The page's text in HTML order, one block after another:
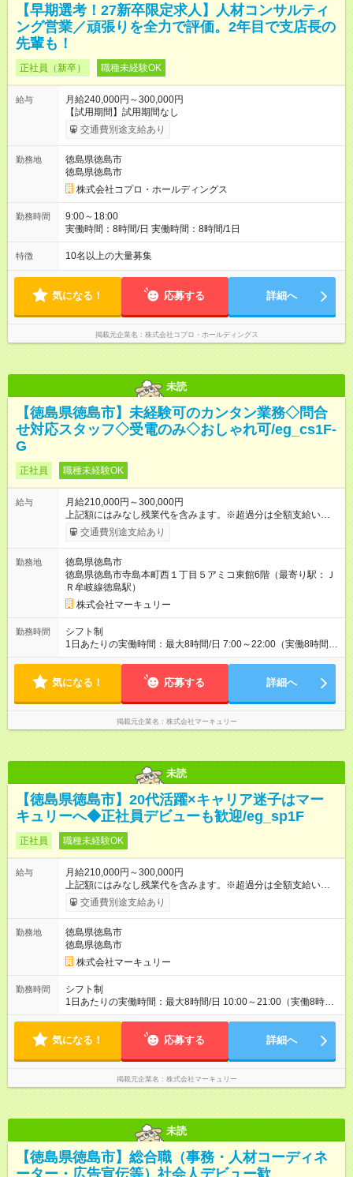
【早期選考！27新卒限定求人】人材コンサルティ
ング営業／頑張りを全力で評価。2年目で支店長の
先輩も！
正社員（新卒） 職種未経験OK
給与
月給240,000円～300,000円
【試用期間】試用期間なし
交通費別途支給あり
勤務地
徳島県徳島市
徳島県徳島市
株式会社コプロ・ホールディングス
勤務時間
9:00～18:00
実働時間：8時間/日 実働時間：8時間/1日
特徴 10名以上の大量募集
気になる！ 応募する 詳細へ
掲載元企業名 株式会社コプロ・ホールディングス
未読
【徳島県徳島市】未経験可のカンタン業務◇問合
せ対応スタッフ◇受電のみ◇おしゃれ可/eg_cs1F-
G
正社員 職種未経験OK
給与
月給210,000円～300,000円
上記額にはみなし残業代を含みます。※超過分は全額支給いたし
ます。 みなし残業代 14,543円／月 みなし残業時間 10時間／月
※能力やスキルを考慮の上、当社規程により決定します。 【試
は本採用時と同じです。
交通費別途支給あり
勤務地
徳島県徳島市
徳島県徳島市寺島本町西１丁目５アミコ東館6階（最寄り駅：Ｊ
Ｒ牟岐線徳島駅）
株式会社マーキュリー
勤務時間
シフト制
1日あたりの実働時間：最大8時間/日 7:00～22:00（実働8時間／
休憩1時間） ■週5勤務となります。 ■車通勤OK ■希望休あり
気になる！ 応募する 詳細へ
掲載元企業名 株式会社マーキュリー
未読
【徳島県徳島市】20代活躍×キャリア迷子はマー
キュリーへ◆正社員デビューも歓迎/eg_sp1F
正社員 職種未経験OK
給与
月給210,000円～300,000円
上記額にはみなし残業代を含みます。※超過分は全額支給いたし
ます。 みなし残業代 14,543円 以上／月 みなし残業時間 10時間
／月 ※能力やスキルを考慮の上、当社規程により決定します。
ます。超過分は全額支給します。 ＜1人ひとりの成長・頑張りを
評価＞ 毎年半期ごとに 評価制度を実施しています。 ビジネスマ
ナーやコンプライアンスなどの 項目ごとに目標を設定。 多くの
社員が目標を達成した上で、 ベースアップも叶えています。 1
人ひとりの成長や頑張りに対しても しっかり還元をしていく制
度が確立しています！ （※2022年度実績／平均昇給額：5000
態、給与は本採用時と同じです。
交通費別途支給あり
勤務地
徳島県徳島市
徳島県徳島市
株式会社マーキュリー
勤務時間
シフト制
1日あたりの実働時間：最大8時間/日 10:00～21:00（実働8時間
／休憩1時間） ※週5日勤務となります。 ※時間帯は勤務地によ
えられます！ 平均残業時間は月7.9時間と、 業界全体を通じても
ートの予定も調整しやすいです◎
気になる！ 応募する 詳細へ
掲載元企業名 株式会社マーキュリー
未読
【徳島県徳島市】総合職（事務・人材コーディネ
ーター・広告宣伝等）社会人デビュー歓